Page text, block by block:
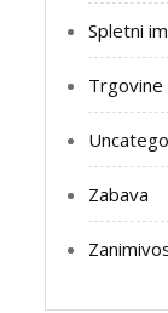
Spletni
Trgovine
Zabava